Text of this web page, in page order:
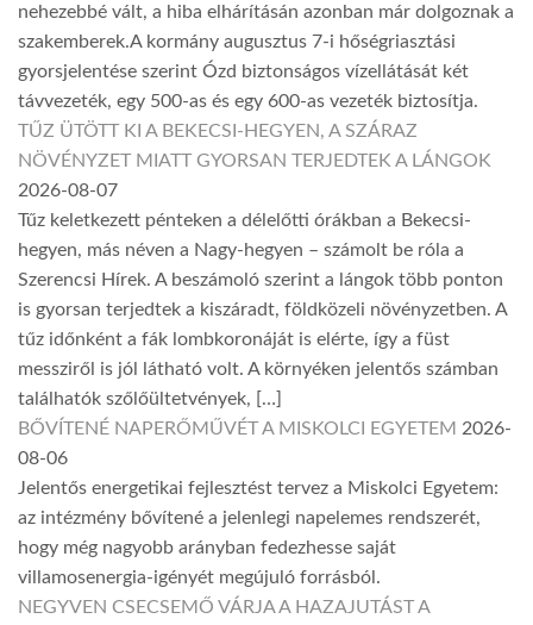
nehezebbé vált, a hiba elhárításán azonban már dolgoznak a
szakemberek.A kormány augusztus 7-i hőségriasztási
gyorsjelentése szerint Ózd biztonságos vízellátását két
távvezeték, egy 500-as és egy 600-as vezeték biztosítja.
TŰZ ÜTÖTT KI A BEKECSI-HEGYEN, A SZÁRAZ
NÖVÉNYZET MIATT GYORSAN TERJEDTEK A LÁNGOK
2026-08-07
Tűz keletkezett pénteken a délelőtti órákban a Bekecsi-
hegyen, más néven a Nagy-hegyen – számolt be róla a
Szerencsi Hírek. A beszámoló szerint a lángok több ponton
is gyorsan terjedtek a kiszáradt, földközeli növényzetben. A
tűz időnként a fák lombkoronáját is elérte, így a füst
messziről is jól látható volt. A környéken jelentős számban
találhatók szőlőültetvények, […]
BŐVÍTENÉ NAPERŐMŰVÉT A MISKOLCI EGYETEM 2026-
08-06
Jelentős energetikai fejlesztést tervez a Miskolci Egyetem:
az intézmény bővítené a jelenlegi napelemes rendszerét,
hogy még nagyobb arányban fedezhesse saját
villamosenergia-igényét megújuló forrásból.
NEGYVEN CSECSEMŐ VÁRJA A HAZAJUTÁST A